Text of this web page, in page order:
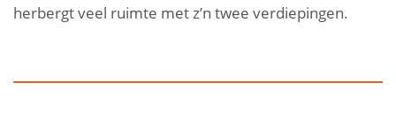
herbergt veel ruimte met z’n twee verdiepingen.